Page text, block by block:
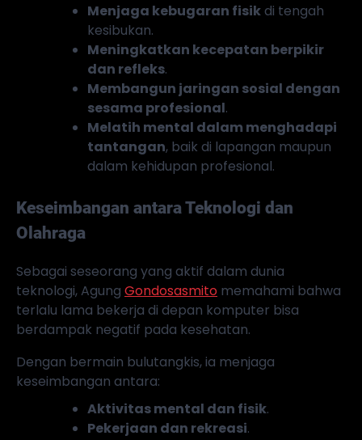
Menjaga kebugaran fisikdi tengah
kesibukan.
Meningkatkan kecepatan berpikir
dan refleks.
Membangun jaringan sosial dengan
sesama profesional.
Melatih mental dalam menghadapi
tantangan, baik di lapangan maupun
dalam kehidupan profesional.
Keseimbangan antara Teknologi dan
Olahraga
Sebagai seseorang yang aktif dalam dunia
teknologi, Agung Gondosasmito memahami bahwa
terlalu lama bekerja di depan komputer bisa
berdampak negatif pada kesehatan.
Dengan bermain bulutangkis, ia menjaga
keseimbangan antara:
Aktivitas mental dan fisik.
Pekerjaan dan rekreasi.